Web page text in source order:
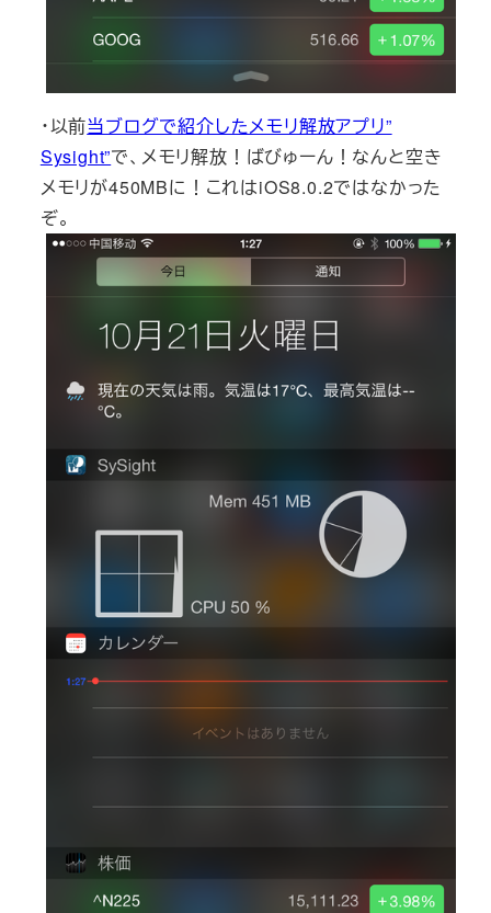
・以前当ブログで紹介したメモリ解放アプリ”
Sysight”で、メモリ解放！ばびゅーん！なんと空き
メモリが450MBに！これはiOS8.0.2ではなかった
ぞ。